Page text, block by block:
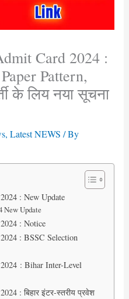
Card 2024 :
Pattern,
के लिय नया सूचना
, Latest NEWS / By
: New Update
New Update
: Notice
: BSSC Selection
: Bihar Inter-Level
: बिहार इंटर-स्तरीय प्रवेश